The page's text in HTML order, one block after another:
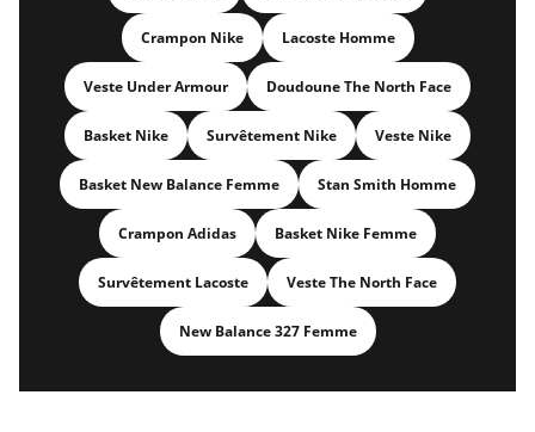
Crampon Nike Lacoste Homme
Veste Under Armour Doudoune The North Face
Basket Nike Survêtement Nike Veste Nike
Basket New Balance Femme Stan Smith Homme
Crampon Adidas Basket Nike Femme
Survêtement Lacoste Veste The North Face
New Balance 327 Femme